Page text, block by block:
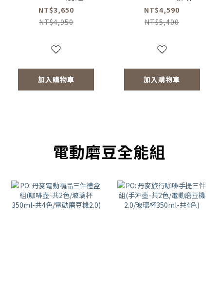
濾杯組
NT$3,650
NT$4,950
加入購物車
動磨豆機
NT$4,590
NT$5,400
加入購物車
電動磨豆全能組